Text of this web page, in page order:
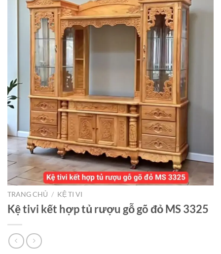
TRANG CHỦ / KỆ TI VI
Kệ tivi kết hợp tủ rượu gỗ gõ đỏ MS 3325